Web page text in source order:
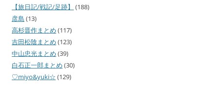
【旅日記/戦記/足跡】
(188)
彦島 (13)
高杉晋作まとめ (117)
吉田松陰まとめ (123)
中山忠光まとめ (39)
白石正一郎まとめ (30)
♡miyo&yuki☆ (129)